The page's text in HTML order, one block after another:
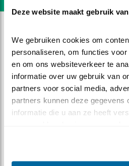
Deze website maakt gebruik
We gebruiken cookies om
personaliseren, om functies
en om ons websiteverkeer te
informatie over uw gebruik van
partners voor social media,
partners kunnen deze gegevens
informatie die u aan ze heeft